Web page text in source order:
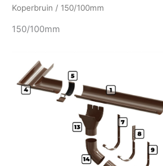
Koperbruin / 150/100mm
150/100mm